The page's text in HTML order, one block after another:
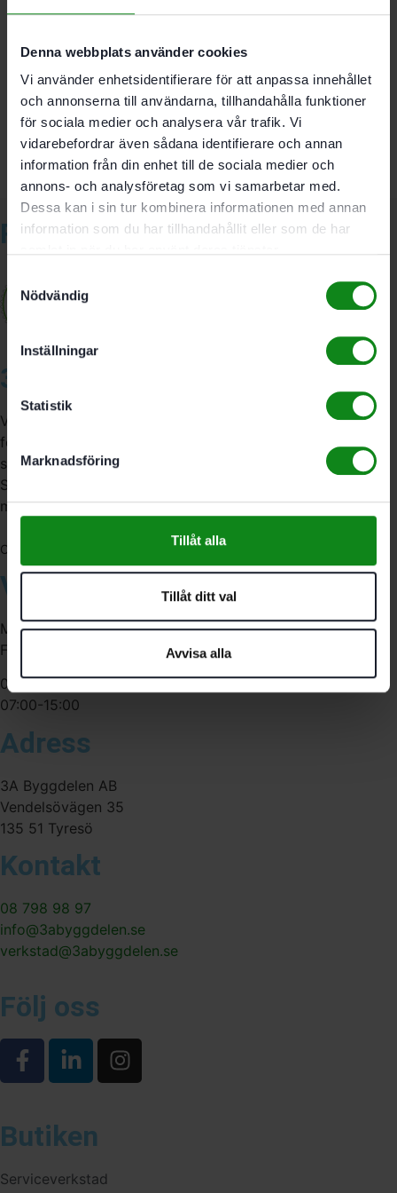
Denna webbplats använder cookies
Vi använder enhetsidentifierare för att anpassa innehållet
och annonserna till användarna, tillhandahålla funktioner
för sociala medier och analysera vår trafik. Vi
vidarebefordrar även sådana identifierare och annan
information från din enhet till de sociala medier och
annons- och analysföretag som vi samarbetar med.
Dessa kan i sin tur kombinera informationen med annan
information som du har tillhandahållit eller som de har
Nödvändig
Inställningar
Statistik
Marknadsföring
Tillåt alla
Tillåt ditt val
Avvisa alla
Det finns inga recensioner än.
Bli först med att recensera ”Festool Longlife-
huvudfilter Longlife-HF-CT/2”
Du måste varainloggadför att skriva en recension.
Relaterade produkter
3A Byggdelen
Vi är återförsäljare av elverktyg, tillbehör, infästning och
förbrukningsmaterial. Vi har en fysisk butik och
serviceverkstad i Stockholm samt en e-handel för hela
Sverige. Av oss får du professionell service av
medarbetare med gedigen erfarenhet.
Org. nr:
Våra öppettider
Måndag-Torsdag:
Fredag:
07:00-16:00
07:00-15:00
Adress
3A Byggdelen AB
Vendelsövägen 35
135 51 Tyresö
Kontakt
08 798 98 97
info@3abyggdelen.se
verkstad@3abyggdelen.se
Följ oss
Butiken
Serviceverkstad